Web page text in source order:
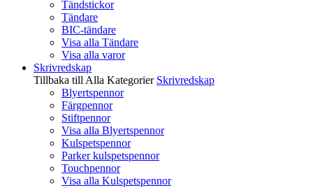
Tändstickor
Tändare
BIC-tändare
Visa alla Tändare
Visa alla varor
Skrivredskap
Tillbaka till Alla Kategorier Skrivredskap
Blyertspennor
Färgpennor
Stiftpennor
Visa alla Blyertspennor
Kulspetspennor
Parker kulspetspennor
Touchpennor
Visa alla Kulspetspennor